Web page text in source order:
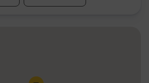
Pin de la carte